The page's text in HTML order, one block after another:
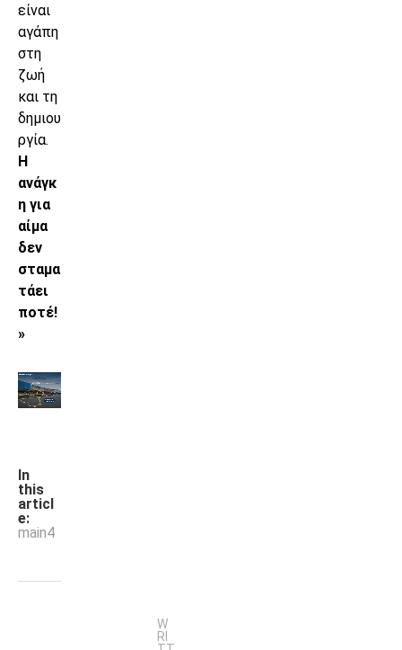
είναι
αγάπη
στη
ζωή
και τη
δημιου
ργία.
Η
ανάγκ
η για
αίμα
δεν
σταμα
τάει
ποτέ!
»
In
this
articl
e:
main4
W
RI